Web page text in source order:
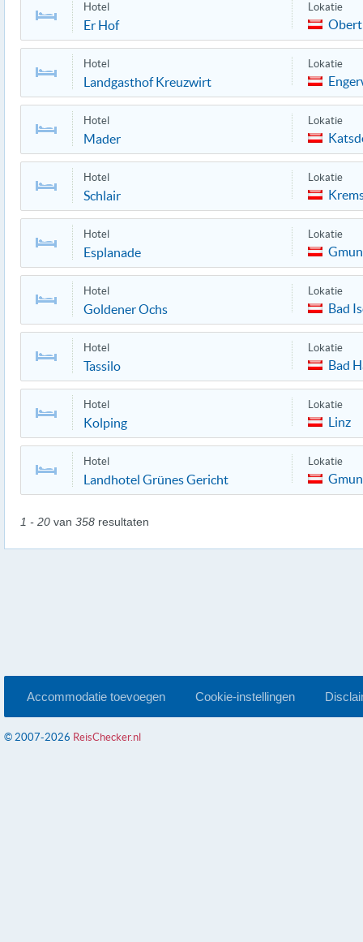
Hotel
Er Hof
Lokatie
Hotel
Landgasthof Kreuzwirt
Lokatie
Hotel
Mader
Lokatie
Hotel
Schlair
Lokatie
Hotel
Esplanade
Lokatie
Hotel
Goldener Ochs
Lokatie
Bad
Hotel
Tassilo
Lokatie
Bad
Hotel
Kolping
Lokatie
Linz
Hotel
Landhotel Grünes Gericht
Lokatie
1 - 20 van 358 resultaten
Accommodatie toevoegen Cookie-instellingen
© 2007-2026 ReisChecker.nl